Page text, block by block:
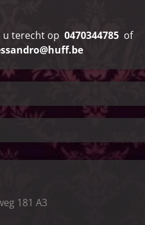
terecht op 0470344785 of
181 A3